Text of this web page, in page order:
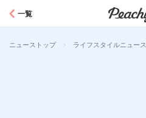
一覧
ニューストップ > ライフスタイルニュース